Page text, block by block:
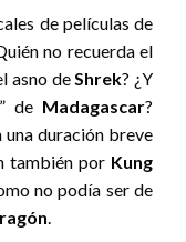
de películas de
no recuerda el
asno deShrek? ¿Y
” de Madagascar?
una duración breve
también por Kung
no podía ser de
.